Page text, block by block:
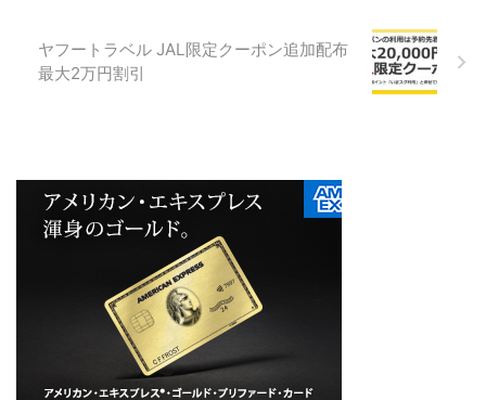
ヤフートラベル JAL限定クーポン追加配布
最大2万円割引